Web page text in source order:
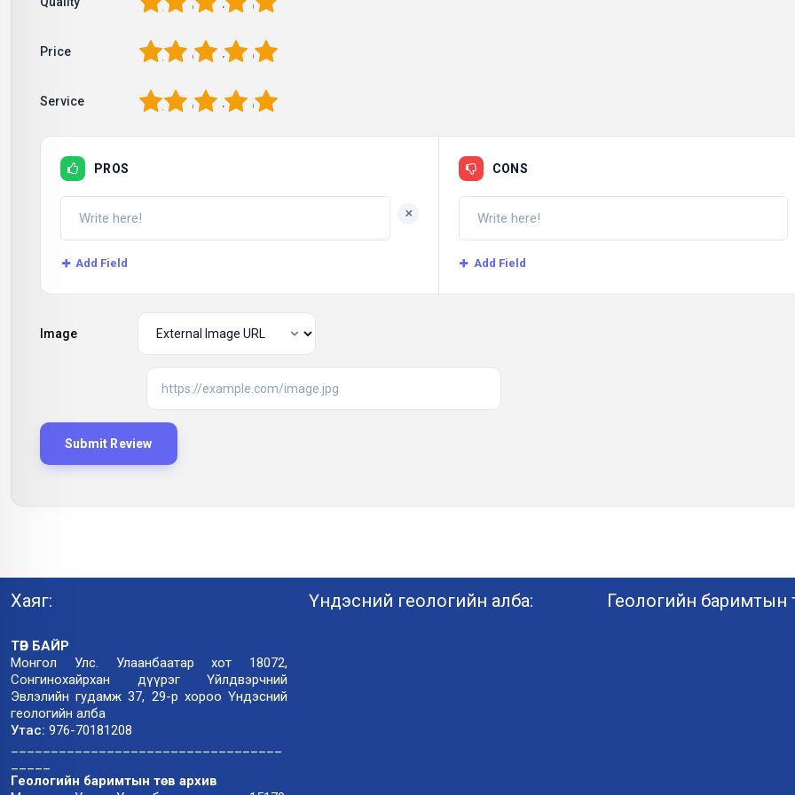
Price 5
4
3
2
Service 5
4
3
2
PROS
+
Add Field
CONS
Add Field
Image
Хаяг:
ТӨВ БАЙР
Монгол Улс. Улаанбаатар хот 18072,
Сонгинохайрхан дүүрэг Үйлдвэрчний
Эвлэлийн гудамж 37, 29-р хороо Үндэсний
геологийн алба
Утас: 976-70181208
Геологийн баримтын төв архив
Үндэсний геологийн алба: Геологийн баримтын